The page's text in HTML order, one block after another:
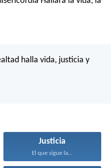
halla vida, justicia y
Justicia
El que sigue la...